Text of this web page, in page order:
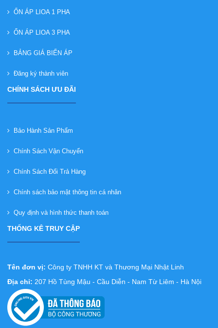
ỔN ÁP LIOA 1 PHA
ỔN ÁP LIOA 3 PHA
BẢNG GIÁ BIẾN ÁP
Đăng ký thành viên
CHÍNH SÁCH ƯU ĐÃI
Bảo Hành Sản Phẩm
Chính Sách Vận Chuyển
Chính Sách Đổi Trả Hàng
Chính sách bảo mật thông tin cá nhân
Quy định và hình thức thanh toán
THỐNG KÊ TRUY CẬP
Tên đơn vị: Công ty TNHH KT và Thương Mại Nhật Linh
Địa chỉ: 207 Hồ Tùng Mậu - Cầu Diễn - Nam Từ Liêm - Hà Nội